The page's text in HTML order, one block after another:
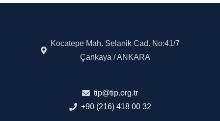
Kocatepe Mah. Selanik Cad. No:41/7
Çankaya / ANKARA
tip@tip.org.tr
+90 (216) 418 00 32